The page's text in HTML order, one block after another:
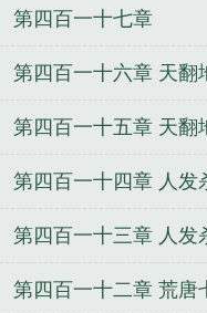
主吗 宿命宿命
吗
宿命是什么意思
女啊
宿命是不是天
天命
宿命简介 宿命
幻
宿命Z 宿命是啥
何为宿命
从西游开
分开始！ 诡秘之主
第四百一十七章
第四百一十六章 天翻
第四百一十五章 天翻
第四百一十四章 人发
第四百一十三章 人发
第四百一十二章 荒唐